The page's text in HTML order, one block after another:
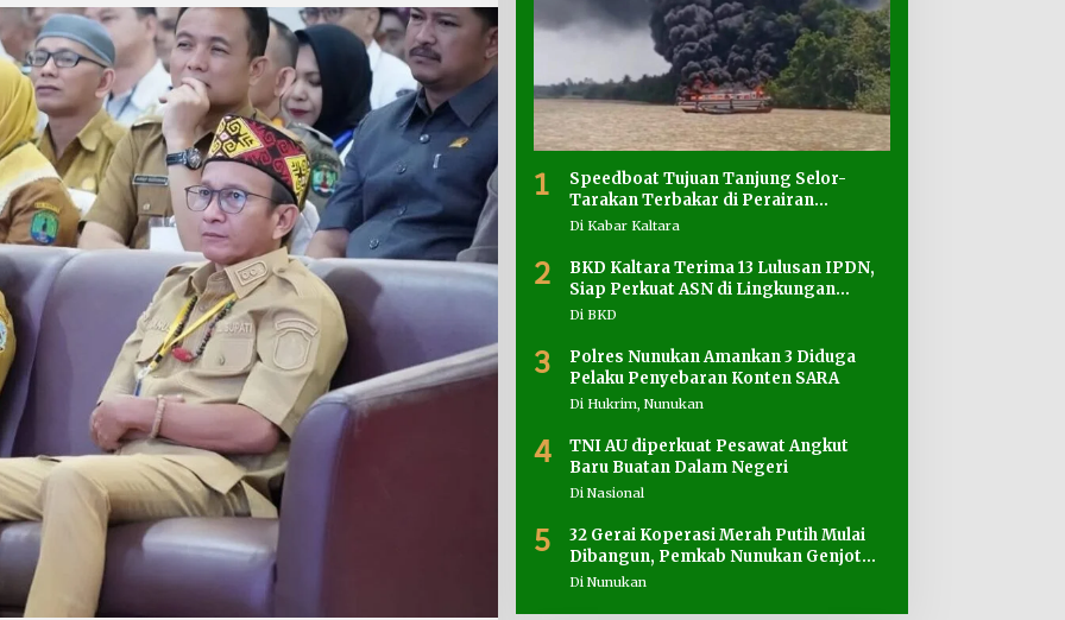
1
Speedboat Tujuan Tanjung Selor-
Tarakan Terbakar di Perairan
Salimbatu
Di Kabar Kaltara
2
BKD Kaltara Terima 13 Lulusan IPDN,
Siap Perkuat ASN di Lingkungan
Pemprov
Di BKD
3
Polres Nunukan Amankan 3 Diduga
Pelaku Penyebaran Konten SARA
Di Hukrim, Nunukan
4
TNI AU diperkuat Pesawat Angkut
Baru Buatan Dalam Negeri
Di Nasional
5
32 Gerai Koperasi Merah Putih Mulai
Dibangun, Pemkab Nunukan Genjot
Penyediaan Lahan
Di Nunukan